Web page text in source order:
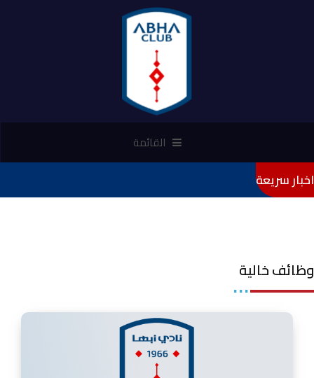
القائمة
اخبار سريعة
وظائف خالية